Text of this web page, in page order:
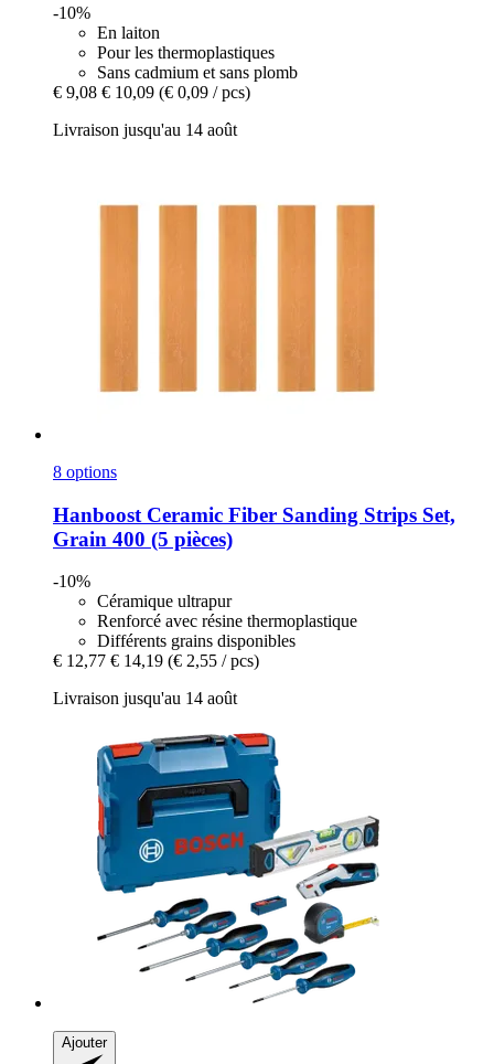
-10%
En laiton
Pour les thermoplastiques
Sans cadmium et sans plomb
€ 9,08 € 10,09 (€ 0,09 / pcs)
Livraison jusqu'au 14 août
8 options
Hanboost Ceramic Fiber Sanding Strips Set,
Grain 400 (5 pièces)
-10%
Céramique ultrapur
Renforcé avec résine thermoplastique
Différents grains disponibles
€ 12,77 € 14,19 (€ 2,55 / pcs)
Livraison jusqu'au 14 août
Ajouter